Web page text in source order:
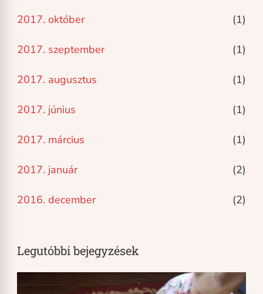
2017. október (1)
2017. szeptember (1)
2017. augusztus (1)
2017. június (1)
2017. március (1)
2017. január (2)
2016. december (2)
Legutóbbi bejegyzések